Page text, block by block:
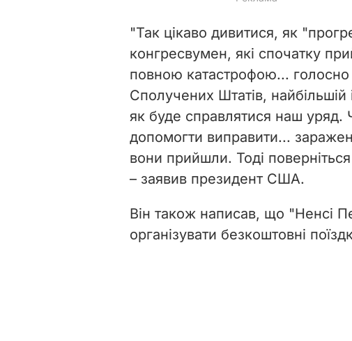
"Так цікаво дивитися, як
конгресвумен, які спочатку
повною катастрофою... голосно
Сполучених Штатів, найбільшій
як буде справлятися наш уряд.
допомогти виправити...
вони прийшли. Тоді
– заявив президент США.
Він також написав, що "Ненсі
організувати безкоштовні